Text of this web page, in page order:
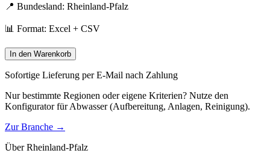
📍 Bundesland: Rheinland-Pfalz
📊 Format: Excel + CSV
In den Warenkorb
Sofortige Lieferung per E-Mail nach Zahlung
Nur bestimmte Regionen oder eigene Kriterien? Nutze den
Konfigurator fürAbwasser (Aufbereitung, Anlagen, Reinigung).
Zur Branche →
ÜberRheinland-Pfalz